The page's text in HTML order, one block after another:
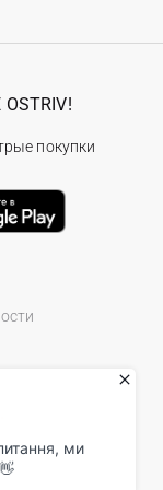
покупки